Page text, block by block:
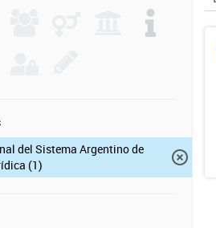
del Sistema Argentino de
(1)